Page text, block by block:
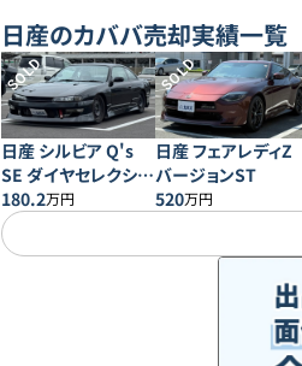
日産のカババ売却実績一覧
SOLD
日産 シルビア Q's
SE ダイヤセレクショ
ンII
180.2万円
SOLD
日産 フェアレディZ
バージョンST
520万円